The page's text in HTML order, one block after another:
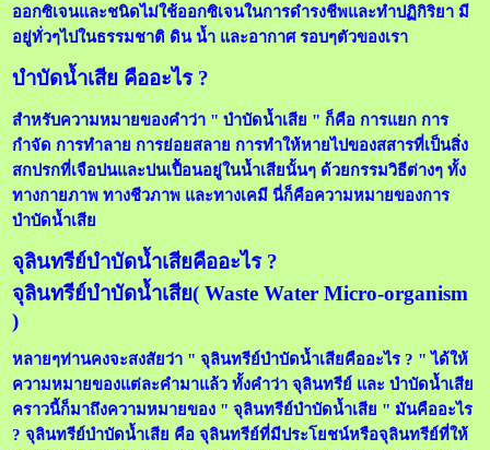
ออกซิเจนและชนิดไม่ใช้ออกซิเจนในการดำรงชีพและทำปฏิกิริยา มี
อยู่ทั่วๆไปในธรรมชาติ ดิน น้ำ และอากาศ รอบๆตัวของเรา
บำบัดน้ำเสีย คืออะไร ?
สำหรับความหมายของคำว่า " บำบัดน้ำเสีย " ก็คือ การแยก การ
กำจัด การทำลาย การย่อยสลาย การทำให้หายไปของสสารที่เป็นสิ่ง
สกปรกที่เจือปนและปนเปื้อนอยู่ในน้ำเสียนั้นๆ ด้วยกรรมวิธีต่างๆ ทั้ง
ทางกายภาพ ทางชีวภาพ และทางเคมี นี่ก็คือความหมายของการ
บำบัดน้ำเสีย
จุลินทรีย์บำบัดน้ำเสียคืออะไร ?
จุลินทรีย์บำบัดน้ำเสีย( Waste Water Micro-organism
)
หลายๆท่านคงจะสงสัยว่า " จุลินทรีย์บำบัดน้ำเสียคืออะไร ? " ได้ให้
ความหมายของแต่ละคำมาแล้ว ทั้งคำว่า จุลินทรีย์ และ บำบัดน้ำเสีย
คราวนี้ก็มาถึงความหมายของ " จุลินทรีย์บำบัดน้ำเสีย " มันคืออะไร
? จุลินทรีย์บำบัดน้ำเสีย คือ จุลินทรีย์ที่มีประโยชน์หรือจุลินทรีย์ที่ให้